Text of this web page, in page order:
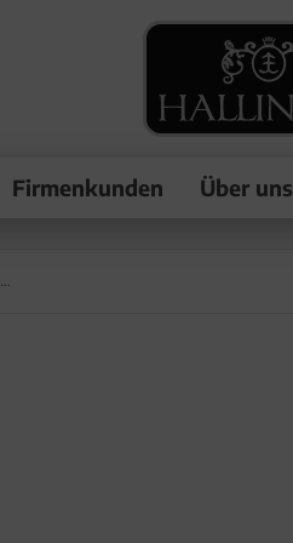
Firmenkunden Über uns